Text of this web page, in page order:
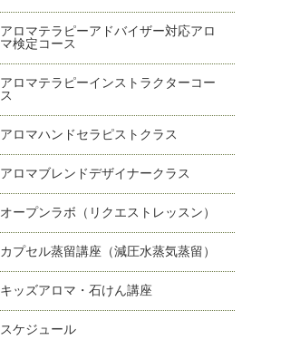
アロマテラピーアドバイザー対応アロ
マ検定コース
アロマテラピーインストラクターコー
ス
アロマハンドセラピストクラス
アロマブレンドデザイナークラス
オープンラボ（リクエストレッスン）
カプセル蒸留講座（減圧水蒸気蒸留）
キッズアロマ・石けん講座
スケジュール